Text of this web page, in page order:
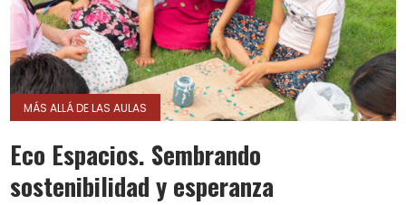
MÁS ALLÁ DE LAS AULAS
Eco Espacios. Sembrando
sostenibilidad y esperanza